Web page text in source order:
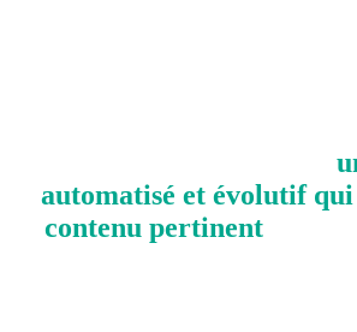
automatisé et évolutif
contenu pertinent